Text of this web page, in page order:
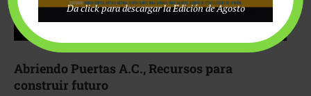
Abriendo Puertas A.C., Recursos para
construir futuro
Da click para descargar la Edición de Agosto